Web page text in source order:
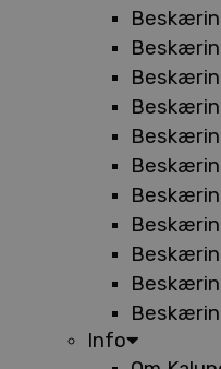
Info